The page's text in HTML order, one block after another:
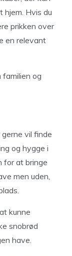
hjem. Hvis du
prikken over
en relevant
og
vil finde
og hygge i
for at bringe
men uden,
kunne
snobrød
have.